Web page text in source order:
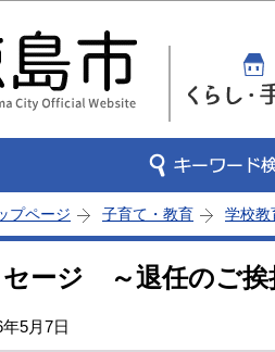
プページ 子育て・教育 学校教
ージ ～退任のご挨
5月7日